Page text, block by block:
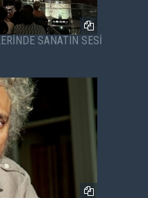
SANATIN SESİ